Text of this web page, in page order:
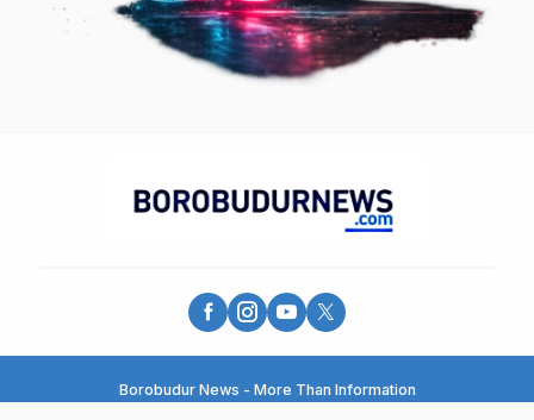
Borobudur News - More Than Information